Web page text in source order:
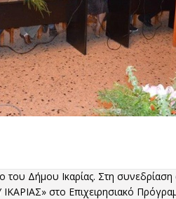
Δήμου Ικαρίας. Στη
στο Επιχειρησιακό